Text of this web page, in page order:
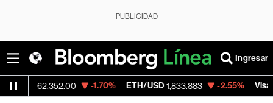
PUBLICIDAD
Ingresar
-1.70% ETH/USD 1,833.883 -2.55% Visa 366.13